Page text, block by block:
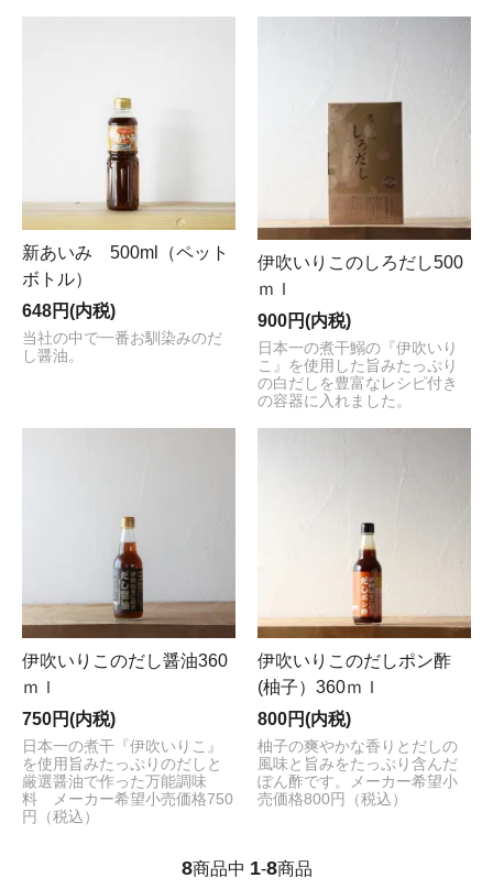
新あいみ 500ml（ペット
ボトル）
648円(内税)
当社の中で一番お馴染みのだ
し醤油。
伊吹いりこのしろだし500
ｍｌ
900円(内税)
日本一の煮干鰯の『伊吹いり
こ』を使用した旨みたっぷり
の白だしを豊富なレシピ付き
の容器に入れました。
伊吹いりこのだし醤油360
ｍｌ
750円(内税)
日本一の煮干『伊吹いりこ』
を使用旨みたっぷりのだしと
厳選醤油で作った万能調味
料 メーカー希望小売価格750
円（税込）
伊吹いりこのだしポン酢
(柚子）360ｍｌ
800円(内税)
柚子の爽やかな香りとだしの
風味と旨みをたっぷり含んだ
ぽん酢です。メーカー希望小
売価格800円（税込）
8商品中 1-8商品